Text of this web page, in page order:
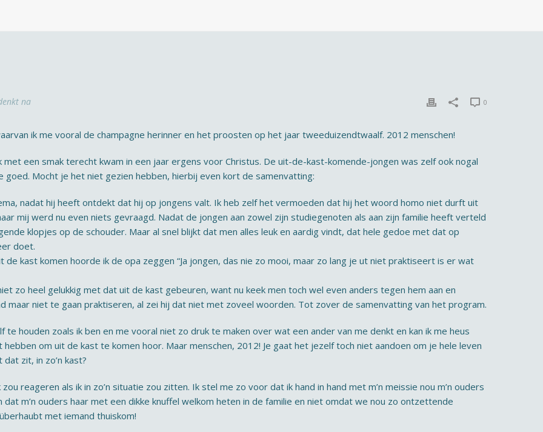
na 0
ik me vooral de champagne herinner en het proosten op het jaar tweeduizendtwaalf. 2012 menschen!
met een smak terecht kwam in een jaar ergens voor Christus. De uit-de-kast-komende-jongen was zelf ook nogal
Mocht je het niet gezien hebben, hierbij even kort de samenvatting:
nadat hij heeft ontdekt dat hij op jongens valt. Ik heb zelf het vermoeden dat hij het woord homo niet durft uit
mij werd nu even niets gevraagd. Nadat de jongen aan zowel zijn studiegenoten als aan zijn familie heeft verteld
klopjes op de schouder. Maar al snel blijkt dat men alles leuk en aardig vindt, dat hele gedoe met dat op
doet.
de kast komen hoorde ik de opa zeggen “Ja jongen, das nie zo mooi, maar zo lang je ut niet praktiseert is er wat
zo heel gelukkig met dat uit de kast gebeuren, want nu keek men toch wel even anders tegen hem aan en
maar niet te gaan praktiseren, al zei hij dat niet met zoveel woorden. Tot zover de samenvatting van het program.
te houden zoals ik ben en me vooral niet zo druk te maken over wat een ander van me denkt en kan ik me heus
om uit de kast te komen hoor. Maar menschen, 2012! Je gaat het jezelf toch niet aandoen om je hele leven
zit, in zo’n kast?
reageren als ik in zo’n situatie zou zitten. Ik stel me zo voor dat ik hand in hand met m’n meissie nou m’n ouders
dat m’n ouders haar met een dikke knuffel welkom heten in de familie en niet omdat we nou zo ontzettende
met iemand thuiskom!